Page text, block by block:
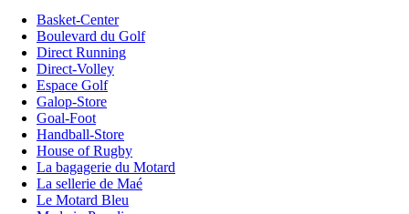
Basket-Center
Boulevard du Golf
Direct Running
Direct-Volley
Espace Golf
Galop-Store
Goal-Foot
Handball-Store
House of Rugby
La bagagerie du Motard
La sellerie de Maé
Le Motard Bleu